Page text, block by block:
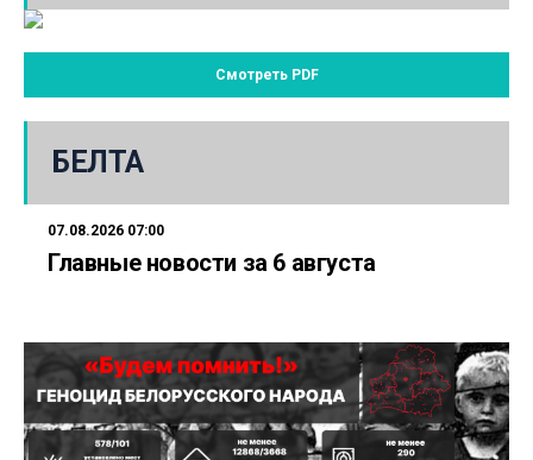
Смотреть PDF
БЕЛТА
07.08.2026 07:00
Главные новости за 6 августа